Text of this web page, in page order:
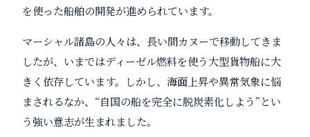
を使った船舶の開発が進められています。
マーシャル諸島の人々は、長い間カヌーで移動してきま
したが、いまではディーゼル燃料を使う大型貨物船に大
きく依存しています。しかし、海面上昇や異常気象に悩
まされるなか、“自国の船を完全に脱炭素化しよう”とい
う強い意志が生まれました。